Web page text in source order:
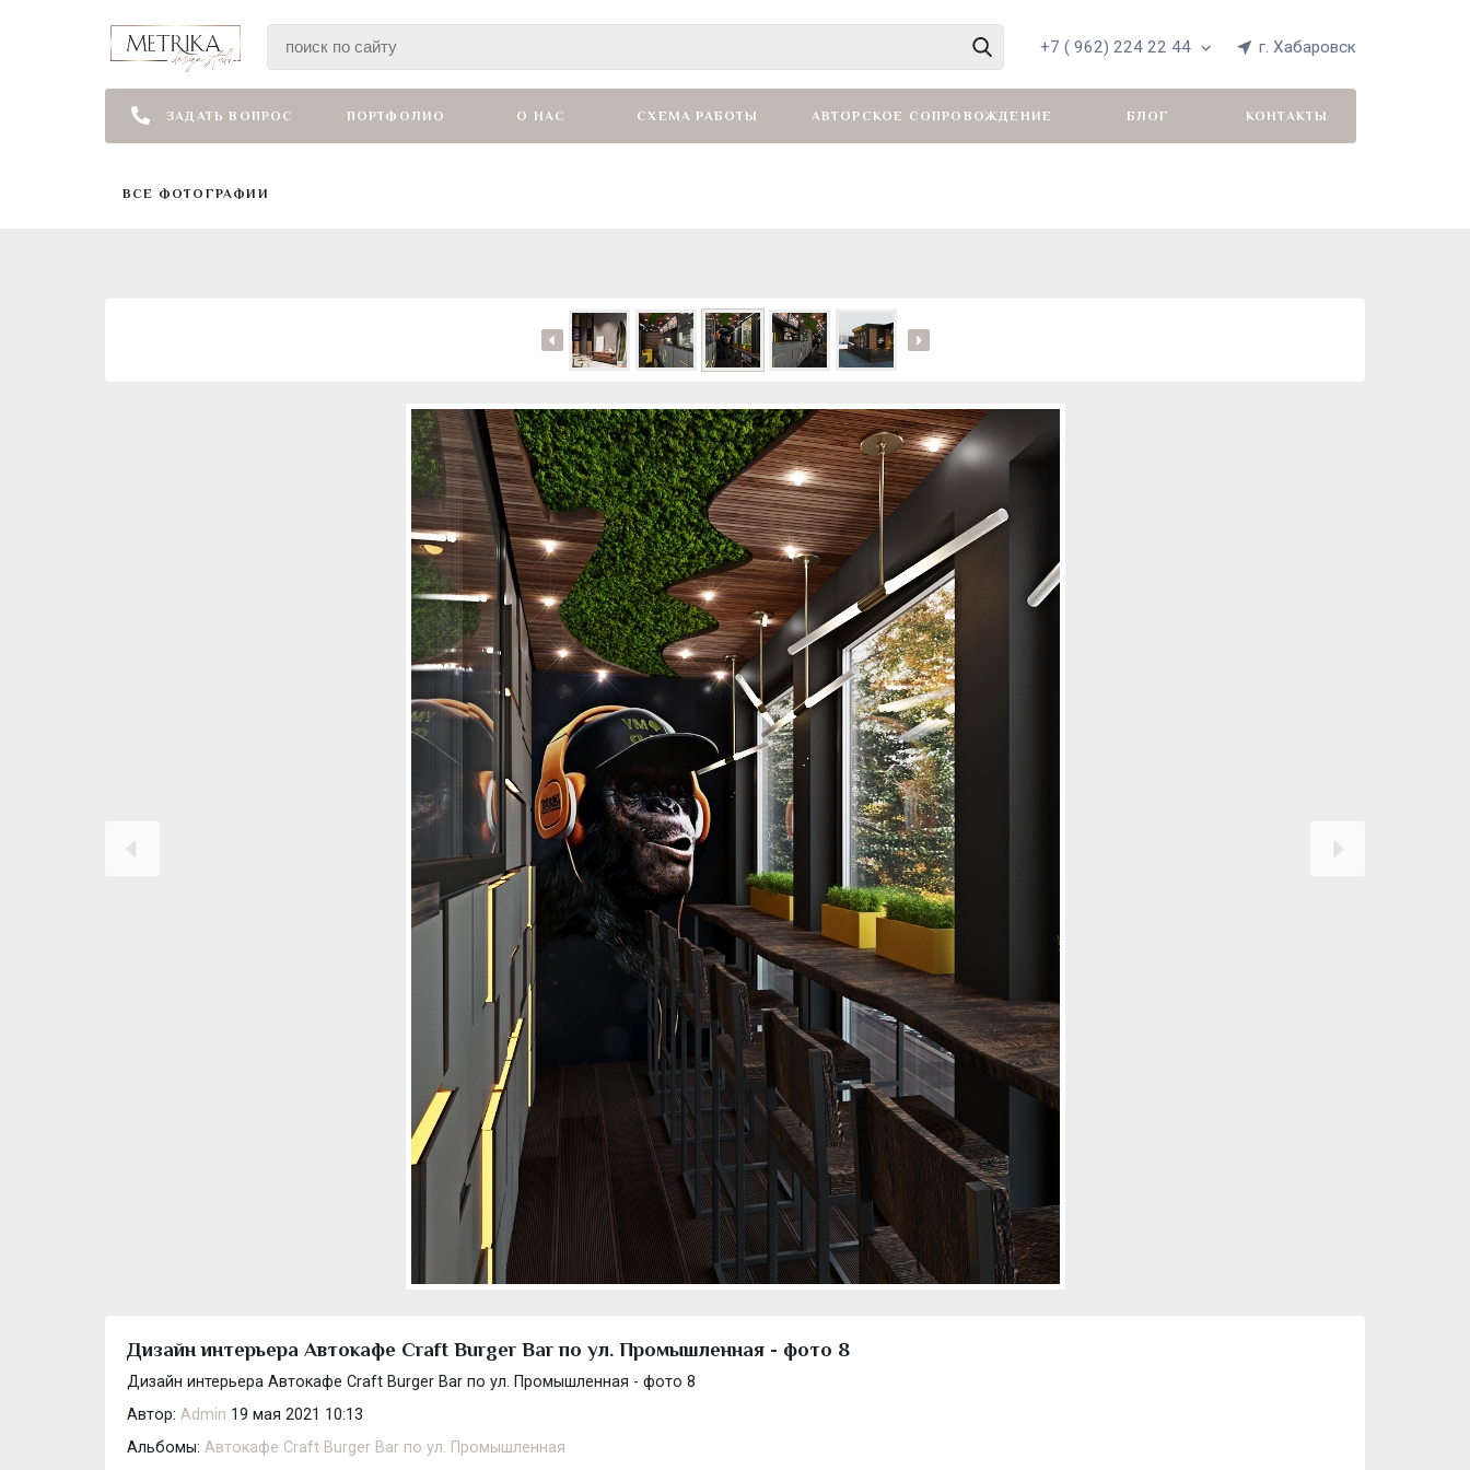
+7 ( 962) 224 22 44 г. Хабаровск
ЗАДАТЬ ВОПРОС ПОРТФОЛИО О НАС СХЕМА РАБОТЫ АВТОРСКОЕ СОПРОВОЖДЕНИЕ БЛОГ КОНТАКТЫ
ВСЕ ФОТОГРАФИИ
Дизайн интерьера Автокафе Craft Burger Bar по ул. Промышленная - фото 8
Дизайн интерьера Автокафе Craft Burger Bar по ул. Промышленная - фото 8
Автор: Admin 19 мая 2021 10:13
Альбомы: Автокафе Craft Burger Bar по ул. Промышленная